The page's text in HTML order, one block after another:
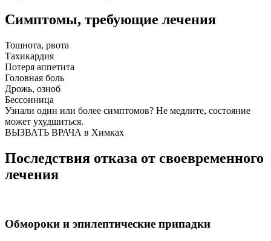
Симптомы, требующие лечения
Тошнота, рвота
Тахикардия
Потеря аппетита
Головная боль
Дрожь, озноб
Бессонница
Узнали один или более симптомов? Не медлите, состояние
может ухудшиться.
ВЫЗВАТЬ ВРАЧА в Химках
Последствия отказа от своевременного
лечения
Обмороки и эпилептические припадки